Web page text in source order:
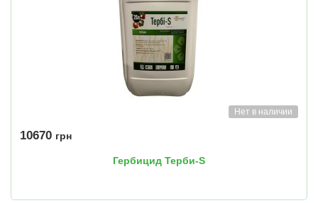
Нет в наличии
10670 грн
Гербицид Терби-S